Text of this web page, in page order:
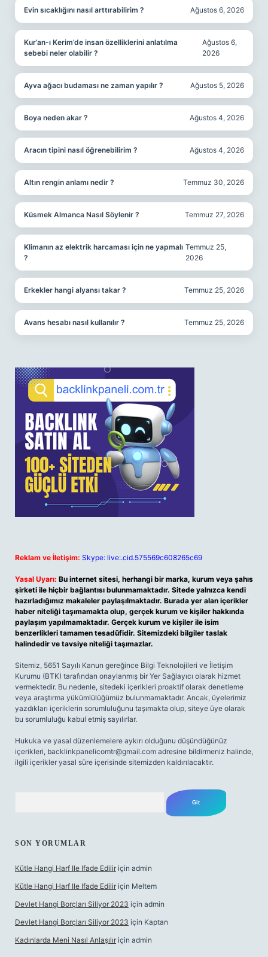
Evin sıcaklığını nasıl arttırabilirim ? Ağustos 6, 2026
Kur’an-ı Kerim’de insan özelliklerini anlatılma
sebebi neler olabilir ?
Ağustos 6,
2026
Ayva ağacı budaması ne zaman yapılır ? Ağustos 5, 2026
Boya neden akar ? Ağustos 4, 2026
Aracın tipini nasıl öğrenebilirim ? Ağustos 4, 2026
Altın rengin anlamı nedir ? Temmuz 30, 2026
Küsmek Almanca Nasıl Söylenir ? Temmuz 27, 2026
Klimanın az elektrik harcaması için ne yapmalı
?
Temmuz 25,
2026
Erkekler hangi alyansı takar ? Temmuz 25, 2026
Avans hesabı nasıl kullanılır ? Temmuz 25, 2026
Reklam ve İletişim: Skype: live:.cid.575569c608265c69
Yasal Uyarı: Bu internet sitesi, herhangi bir marka, kurum veya şahıs
şirketi ile hiçbir bağlantısı bulunmamaktadır. Sitede yalnızca kendi
hazırladığımız makaleler paylaşılmaktadır. Burada yer alan içerikler
haber niteliği taşımamakta olup, gerçek kurum ve kişiler hakkında
paylaşım yapılmamaktadır. Gerçek kurum ve kişiler ile isim
benzerlikleri tamamen tesadüfidir. Sitemizdeki bilgiler taslak
halindedir ve tavsiye niteliği taşımazlar.
Sitemiz, 5651 Sayılı Kanun gereğince Bilgi Teknolojileri ve İletişim
Kurumu (BTK) tarafından onaylanmış bir Yer Sağlayıcı olarak hizmet
vermektedir. Bu nedenle, sitedeki içerikleri proaktif olarak denetleme
veya araştırma yükümlülüğümüz bulunmamaktadır. Ancak, üyelerimiz
yazdıkları içeriklerin sorumluluğunu taşımakta olup, siteye üye olarak
bu sorumluluğu kabul etmiş sayılırlar.
Hukuka ve yasal düzenlemelere aykırı olduğunu düşündüğünüz
içerikleri, backlinkpanelicomtr@gmail.com adresine bildirmeniz halinde,
ilgili içerikler yasal süre içerisinde sitemizden kaldırılacaktır.
SON YORUMLAR
Kütle Hangi Harf Ile Ifade Edilir için admin
Kütle Hangi Harf Ile Ifade Edilir için Meltem
Devlet Hangi Borçları Siliyor 2023 için admin
Devlet Hangi Borçları Siliyor 2023 için Kaptan
Kadınlarda Meni Nasıl Anlaşılır için admin